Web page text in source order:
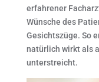
erfahrener
Wünsche des
Gesichtszüge. So
natürlich wirkt als
unterstreicht.